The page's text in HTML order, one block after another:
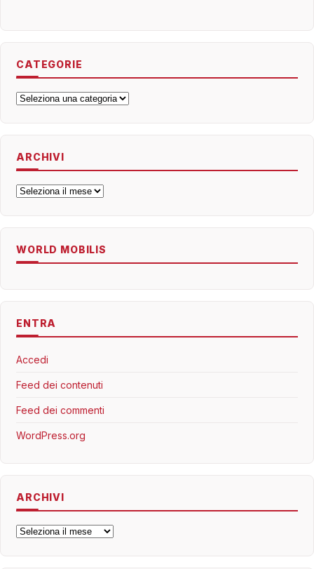
CATEGORIE
Categorie
ARCHIVI
Archivi
WORLD MOBILIS
ENTRA
Accedi
Feed dei contenuti
Feed dei commenti
WordPress.org
ARCHIVI
Archivi